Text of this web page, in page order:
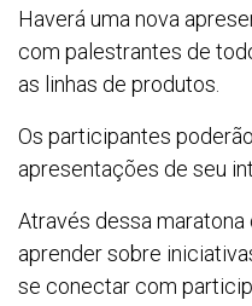
Haverá uma nova
com palestrantes de
as linhas de produtos.
Os participantes
apresentações de seu
Através dessa
aprender sobre
se conectar com